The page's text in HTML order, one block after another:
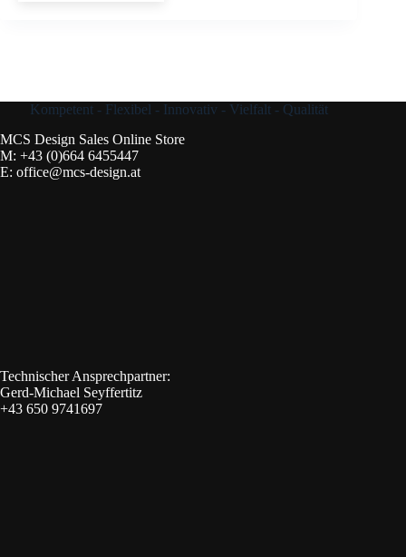
Kompetent - Flexibel - Innovativ - Vielfalt - Qualität
MCS Design Sales Online Store
M: +43 (0)664 6455447
E: office@mcs-design.at
Technischer Ansprechpartner:
Gerd-Michael Seyffertitz
+43 650 9741697